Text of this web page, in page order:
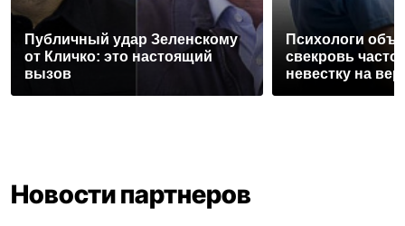
Публичный удар Зеленскому
от Кличко: это настоящий
вызов
Психологи
свекровь часто
невестку на
Новости партнеров